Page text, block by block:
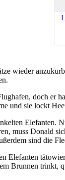
wieder
doch er
und sie lockt
Elefanten.
muss Donald
sind die
Elefanten
Brunnen